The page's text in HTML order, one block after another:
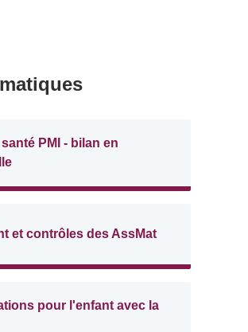
PMI - bilan en
et contrôles des AssMat
pour l'enfant avec la